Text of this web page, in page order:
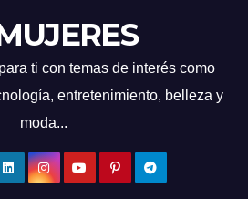
ti con temas de interés como
entretenimiento, belleza y
moda...